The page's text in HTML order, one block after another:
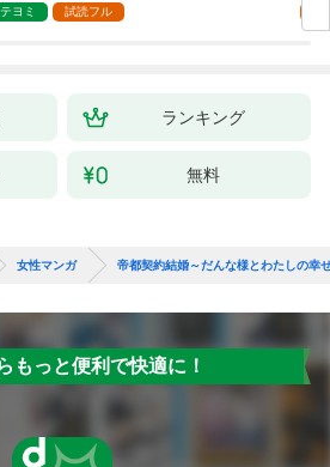
ヨミ 試読フル
ランキング
無料
女性マンガ 帝都契約結婚～だんな様とわたしの幸
もっと便利で快適に！